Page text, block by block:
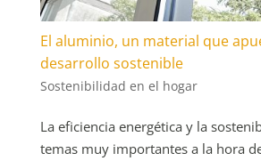
El aluminio, un material que
desarrollo sostenible
Sostenibilidad en el hogar
La eficiencia energética y la
temas muy importantes a la hora